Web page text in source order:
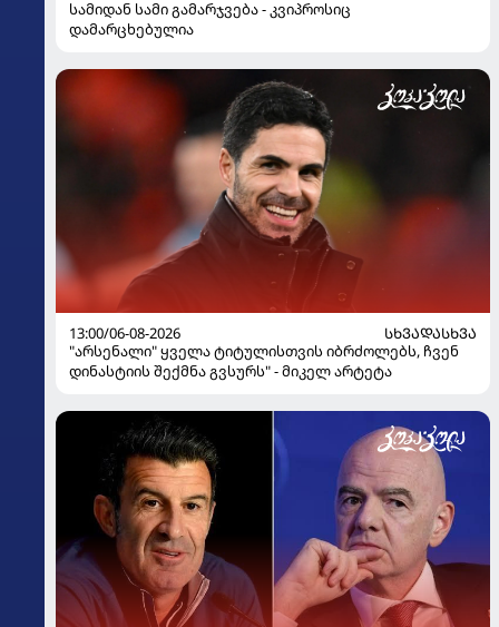
სამიდან სამი გამარჯვება - კვიპროსიც
დამარცხებულია
13:00/06-08-2026
ᲡᲮᲕᲐᲓᲐᲡᲮᲕᲐ
"არსენალი" ყველა ტიტულისთვის იბრძოლებს, ჩვენ
დინასტიის შექმნა გვსურს" - მიკელ არტეტა